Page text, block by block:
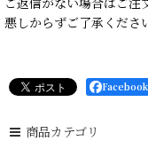
悪しからずご了承くださ
Facebook
商品カテゴリ